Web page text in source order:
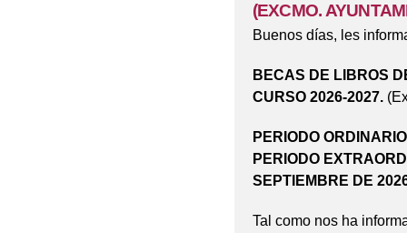
(EXCMO.
Buenos días, les
BECAS DE LIBROS
CURSO 2026-2027.
PERIODO
PERIODO
SEPTIEMBRE DE
Tal como nos ha